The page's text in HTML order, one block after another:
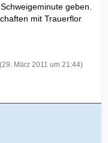
geben.
mit Trauerflor
(29. März 2011 um 21:44)